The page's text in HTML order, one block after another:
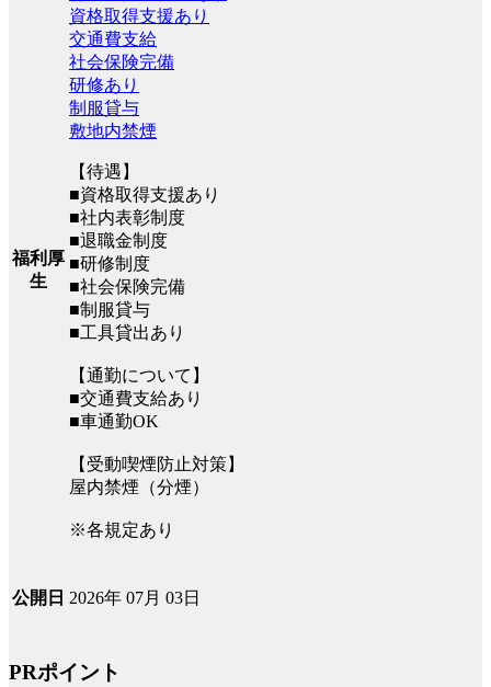
福利厚
生
資格取得支援あり
交通費支給
社会保険完備
研修あり
制服貸与
敷地内禁煙
【待遇】
■資格取得支援あり
■社内表彰制度
■退職金制度
■研修制度
■社会保険完備
■制服貸与
■工具貸出あり
【通勤について】
■交通費支給あり
■車通勤OK
【受動喫煙防止対策】
屋内禁煙（分煙）
※各規定あり
公開日 2026年 07月 03日
PRポイント